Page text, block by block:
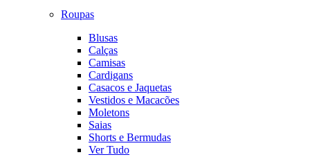
Roupas
Blusas
Calças
Camisas
Cardigans
Casacos e Jaquetas
Vestidos e Macacões
Moletons
Saias
Shorts e Bermudas
Ver Tudo